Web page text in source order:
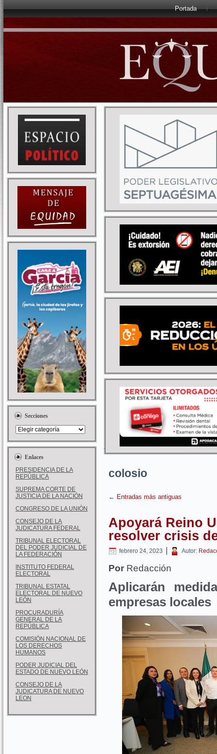
Portada
Secciones
Enlaces
PRESIDENCIA DE LA
REPÚBLICA
SUPREMA CORTE DE
JUSTICIA DE LA NACIÓN
CONGRESO DE LA UNIÓN
CONSEJO DE LA
JUDICATURA FEDERAL
TRIBUNAL ELECTORAL
DEL PODER JUDICIAL DE
LA FEDERACIÓN
INSTITUTO FEDERAL
ELECTORAL
TRIBUNAL ESTATAL
ELECTORAL DE NUEVO
LEÓN
PROCURADURÍA
GENERAL DE LA
REPÚBLICA
COMISIÓN NACIONAL DE
LOS DERECHOS
HUMANOS
PODER JUDICIAL DEL
ESTADO DE NUEVO LEÓN
CONSEJO DE LA
JUDICATURA DE NUEVO
LEON
colosio
← Entradas más antiguas
Apoyará Reino
resolver crisis
febrero 24, 2023 | Autor:
Por Redacción
Aplicarán
empresas locales